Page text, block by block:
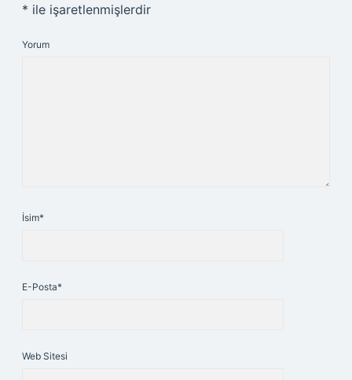
* ile işaretlenmişlerdir
Yorum
İsim*
E-Posta*
Web Sitesi